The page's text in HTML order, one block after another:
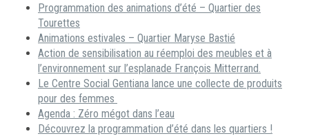
Programmation des animations d’été – Quartier des
Tourettes
Animations estivales – Quartier Maryse Bastié
Action de sensibilisation au réemploi des meubles et à
l’environnement sur l’esplanade François Mitterrand.
Le Centre Social Gentiana lance une collecte de produits
pour des femmes
Agenda : Zéro mégot dans l’eau
Découvrez la programmation d’été dans les quartiers !